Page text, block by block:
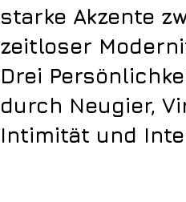
starke Akzente
zeitloser
Drei
durch Neugier,
Intimität und